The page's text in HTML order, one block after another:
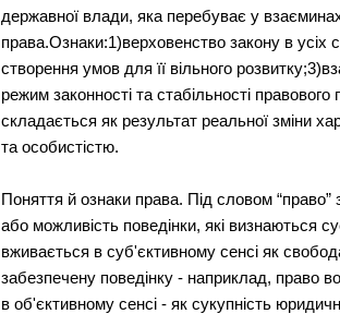
державної влади, яка перебуває у
права.Ознаки:1)верховенство закону в усіх
створення умов для її вільного
режим законності та стабільності
складається як результат реальної зміни
та особистістю.
Поняття й ознаки права. Під словом
або можливість поведінки, які визнаються
вживається в суб'єктивному сенсі як
забезпечену поведінку - наприклад, право
в об'єктивному сенсі - як сукупність